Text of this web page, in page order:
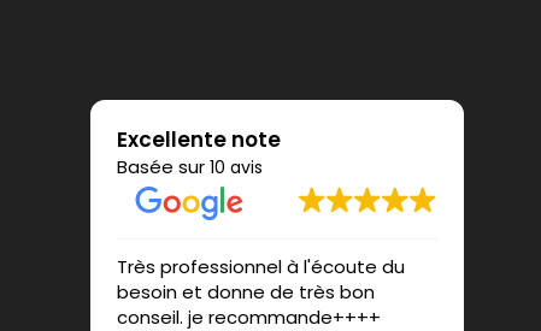
Excellente note
Basée sur 10 avis
Très professionnel à l'écoute du
besoin et donne de très bon
conseil. je recommande++++